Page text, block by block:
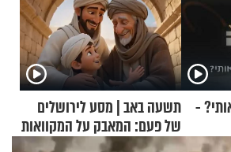
-
תשעה באב | מסע לירושלים
של פעם: המאבק על המקוואות